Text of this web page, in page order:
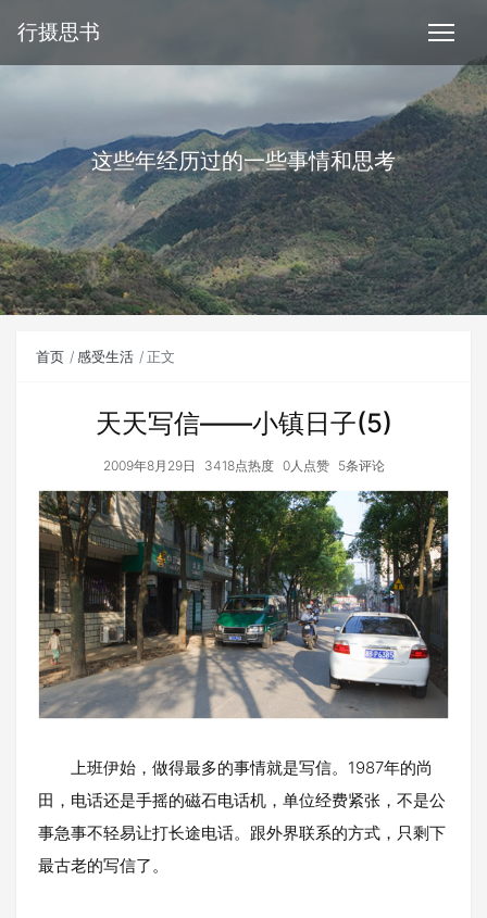
行摄思书
这些年经历过的一些事情和思考
首页 感受生活 正文
天天写信——小镇日子(5)
2009年8月29日 3418点热度 0人点赞 5条评论
上班伊始，做得最多的事情就是写信。1987年的尚
田，电话还是手摇的磁石电话机，单位经费紧张，不是公
事急事不轻易让打长途电话。跟外界联系的方式，只剩下
最古老的写信了。